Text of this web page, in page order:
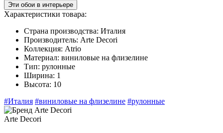
Эти обои в интерьере
Характеристики товара:
Страна производства: Италия
Производитель: Arte Decori
Коллекция: Atrio
Материал: виниловые на флизелине
Тип: рулонные
Ширина: 1
Высота: 10
#Италия #виниловые на флизелине #рулонные
Arte Decori